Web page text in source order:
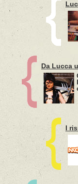
Da Lucca
I